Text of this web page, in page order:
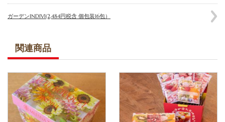
ガーデンINDIVI(2,484円税含 個包装16包）
関連商品